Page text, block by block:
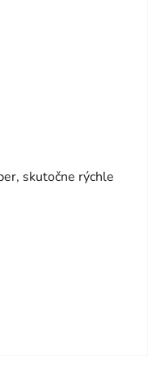
skutočne rýchle